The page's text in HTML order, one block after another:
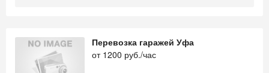
Перевозка гаражей Уфа
от 1200 руб./час